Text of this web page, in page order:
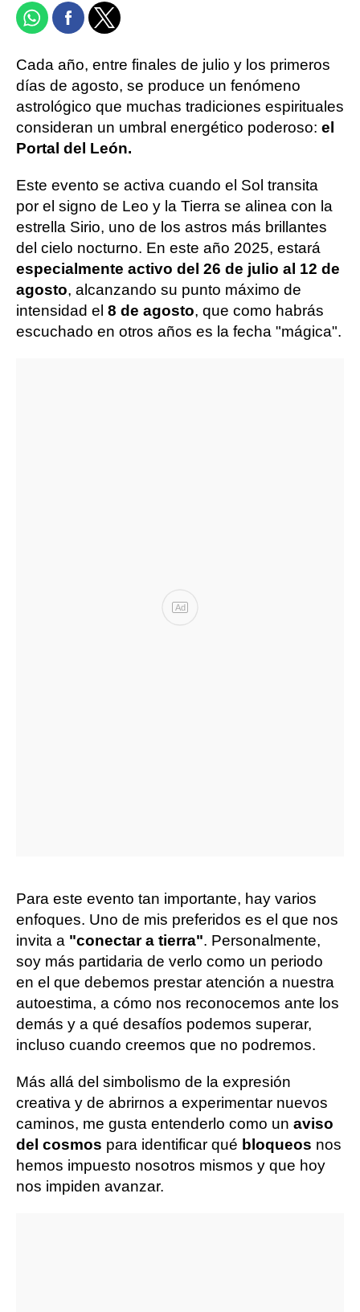
Cada año, entre finales de julio y los primeros
días de agosto, se produce un fenómeno
astrológico que muchas tradiciones espirituales
consideran un umbral energético poderoso: el
Portal del León.
Este evento se activa cuando el Sol transita
por el signo de Leo y la Tierra se alinea con la
estrella Sirio, uno de los astros más brillantes
del cielo nocturno. En este año 2025, estará
especialmente activo del 26 de julio al 12 de
agosto, alcanzando su punto máximo de
intensidad el 8 de agosto, que como habrás
escuchado en otros años es la fecha "mágica".
Ad
Para este evento tan importante, hay varios
enfoques. Uno de mis preferidos es el que nos
invita a "conectar a tierra". Personalmente,
soy más partidaria de verlo como un periodo
en el que debemos prestar atención a nuestra
autoestima, a cómo nos reconocemos ante los
demás y a qué desafíos podemos superar,
incluso cuando creemos que no podremos.
Más allá del simbolismo de la expresión
creativa y de abrirnos a experimentar nuevos
caminos, me gusta entenderlo como un aviso
del cosmos para identificar qué bloqueos nos
hemos impuesto nosotros mismos y que hoy
nos impiden avanzar.